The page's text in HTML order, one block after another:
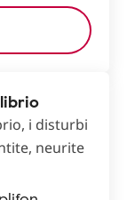
i disturbi
neurite